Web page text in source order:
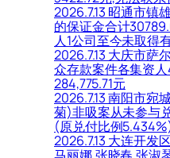
2026.7.13 昭通市镇
的保证金合计
人1公司至今未取得
2026.7.13 大庆市萨
众存款案件各集资
284,775.71元
2026.7.13 南阳市宛
菊)非吸案从未参与
(原兑付比例
2026.7.13 大连开发